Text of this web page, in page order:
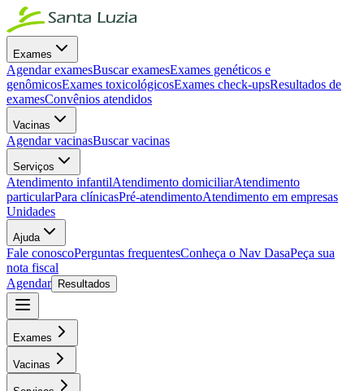
Exames
Agendar examesBuscar examesExames genéticos e
genômicosExames toxicológicosExames check-upsResultados de
examesConvênios atendidos
Vacinas
Agendar vacinasBuscar vacinas
Serviços
Atendimento infantilAtendimento domiciliarAtendimento
particularPara clínicasPré-atendimentoAtendimento em empresas
Unidades
Ajuda
Fale conoscoPerguntas frequentesConheça o Nav DasaPeça sua
nota fiscal
Agendar
Resultados
Exames
Vacinas